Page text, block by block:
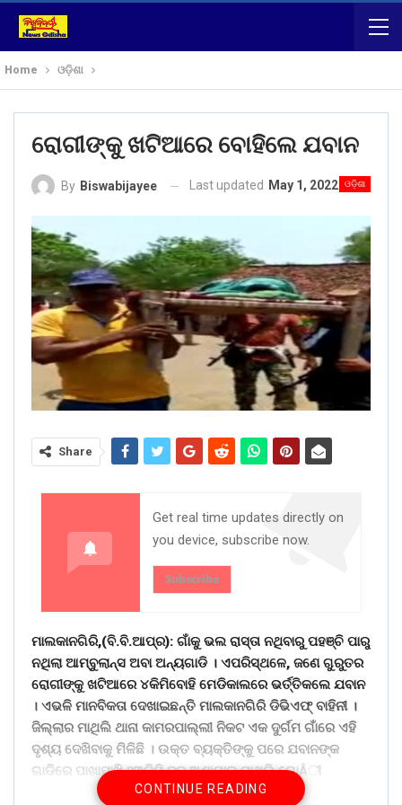
Home ଓଡ଼ିଶା
ରୋଗୀଙ୍କୁ ଖଟିଆରେ ବୋହିଲେ ଯବାନ
ଓଡ଼ିଶା
By Biswabijayee Last updated May 1, 2022
Share
Get real time updates directly on
you device, subscribe now.
Subscribe
ମାଲକାନଗିରି,(ବି.ବି.ଆପ୍ର): ଗାଁକୁ ଭଲ ରାସ୍ତା ନଥିବାରୁ ପହଞ୍ଚି ପାରୁ
ନଥିଲା ଆମ୍ବୁଲାନ୍ସ ଅବା ଅନ୍ୟଗାଡି । ଏପରିସ୍ଥଳେ, ଜଣେ ଗୁରୁତର
ରୋଗୀଙ୍କୁ ଖଟିଆରେ ୪କିମିବୋହି ମେଡିକାଲରେ ଭର୍ତ୍ତିକଲେ ଯବାନ
। ଏଭଳି ମାନବିକତା ଦେଖାଇଛନ୍ତି ମାଲକାନଗିରି ଡିଭିଏଫ୍ ବାହିନୀ ।
ଜିଲ୍ଲାର ମାଥିଲି ଥାନା କାମରପାଲ୍ଲୀ ନିକଟ ଏକ ଦୁର୍ଗମ ଗାଁରେ ଏହି
ଦୃଶ୍ୟ ଦେଖିବାକୁ ମିଳିଛି । ଉକ୍ତ ବ୍ୟକ୍ତିଙ୍କୁ ପରେ ଯବାନଙ୍କ
ଗାଡିରେ ପାଖାପାଖି ୨୩କିମି ଦୂର ଅଣାଯାଇ ମାଥିଲି ଗୋÂୀ
ସ୍ୱାସ୍ଥ୍ୟକେନ୍ଦ୍ରରେ ଭର୍ତ୍ତି କରାଯାଇଥିଲା ।
CONTINUE READING